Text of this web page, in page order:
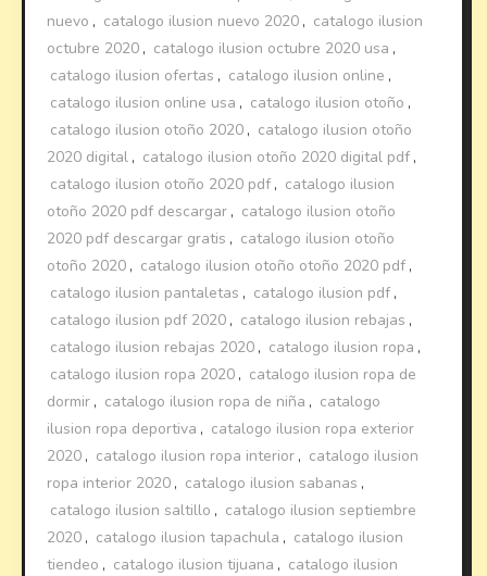
nuevo , catalogo ilusion nuevo 2020 , catalogo ilusion
octubre 2020 , catalogo ilusion octubre 2020 usa ,
catalogo ilusion ofertas , catalogo ilusion online ,
catalogo ilusion online usa , catalogo ilusion otoño ,
catalogo ilusion otoño 2020 , catalogo ilusion otoño
2020 digital , catalogo ilusion otoño 2020 digital pdf ,
catalogo ilusion otoño 2020 pdf , catalogo ilusion
otoño 2020 pdf descargar , catalogo ilusion otoño
2020 pdf descargar gratis , catalogo ilusion otoño
otoño 2020 , catalogo ilusion otoño otoño 2020 pdf ,
catalogo ilusion pantaletas , catalogo ilusion pdf ,
catalogo ilusion pdf 2020 , catalogo ilusion rebajas ,
catalogo ilusion rebajas 2020 , catalogo ilusion ropa ,
catalogo ilusion ropa 2020 , catalogo ilusion ropa de
dormir , catalogo ilusion ropa de niña , catalogo
ilusion ropa deportiva , catalogo ilusion ropa exterior
2020 , catalogo ilusion ropa interior , catalogo ilusion
ropa interior 2020 , catalogo ilusion sabanas ,
catalogo ilusion saltillo , catalogo ilusion septiembre
2020 , catalogo ilusion tapachula , catalogo ilusion
tiendeo , catalogo ilusion tijuana , catalogo ilusion